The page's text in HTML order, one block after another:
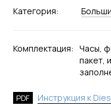
Категория:
Комплектация: Часы,
пакет,
PDF Инструкция к